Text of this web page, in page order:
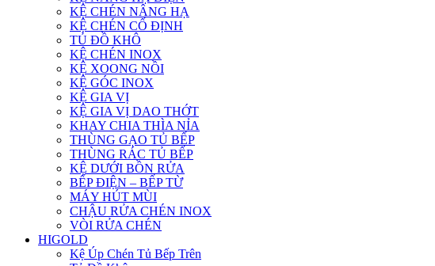
KỆ CHÉN NÂNG HẠ
KỆ CHÉN CỐ ĐỊNH
TỦ ĐỒ KHÔ
KỆ CHÉN INOX
KỆ XOONG NỒI
KỆ GÓC INOX
KỆ GIA VỊ
KỆ GIA VỊ DAO THỚT
KHAY CHIA THÌA NỈA
THÙNG GẠO TỦ BẾP
THÙNG RÁC TỦ BẾP
KỆ DƯỚI BỒN RỬA
BẾP ĐIỆN – BẾP TỪ
MÁY HÚT MÙI
CHẬU RỬA CHÉN INOX
VÒI RỬA CHÉN
HIGOLD
Kệ Úp Chén Tủ Bếp Trên